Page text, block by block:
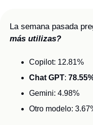
La semana pasada
más utilizas?
Copilot: 12.81%
Chat GPT:
Gemini: 4.98%
Otro modelo: